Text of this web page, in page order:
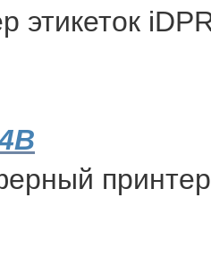
этикеток
принтер